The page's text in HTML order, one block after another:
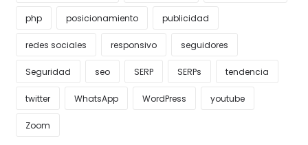
php posicionamiento publicidad
redes sociales responsivo seguidores
Seguridad seo SERP SERPs tendencia
twitter WhatsApp WordPress youtube
Zoom